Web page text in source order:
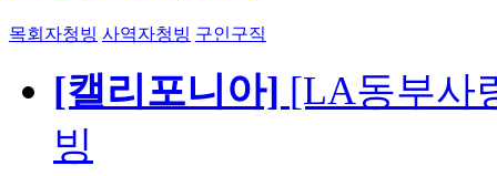
목회자청빙 사역자청빙 구인구직
[캘리포니아] [LA동부사
빙